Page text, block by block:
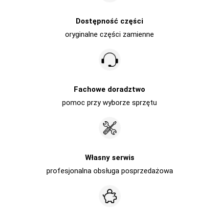
Dostępność części
oryginalne części zamienne
Fachowe doradztwo
pomoc przy wyborze sprzętu
Własny serwis
profesjonalna obsługa posprzedażowa